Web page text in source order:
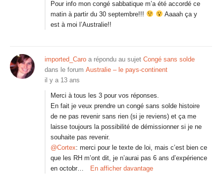
Pour info mon congé sabbatique m’a été accordé ce
matin à partir du 30 septembre!!!
Aaaah ça y
est à moi l’Australie!!
imported_Caro a répondu au sujet Congé sans solde
dans le forum Australie – le pays-continent
il y a 13 ans
Merci à tous les 3 pour vos réponses.
En fait je veux prendre un congé sans solde histoire
de ne pas revenir sans rien (si je reviens) et ça me
laisse toujours la possibilité de démissionner si je ne
souhaite pas revenir.
@Cortex: merci pour le texte de loi, mais c’est bien ce
que les RH m’ont dit, je n’aurai pas 6 ans d’expérience
en octobr…
En afficher davantage